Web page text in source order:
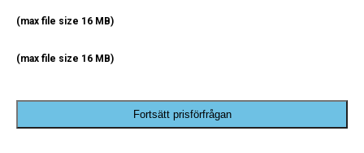
(max file size 16 MB)
(max file size 16 MB)
Fortsätt prisförfrågan